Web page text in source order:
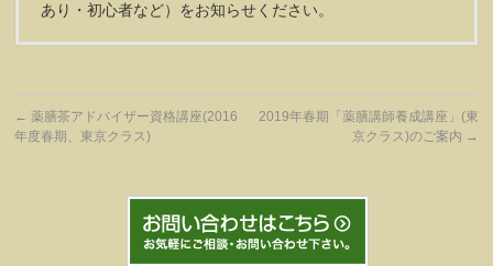
あり・初心者など）をお知らせください。
← 薬膳茶アドバイザー資格講座(2016
年度春期、東京クラス)
2019年春期「薬膳講師養成講座」(東
京クラス)のご案内 →